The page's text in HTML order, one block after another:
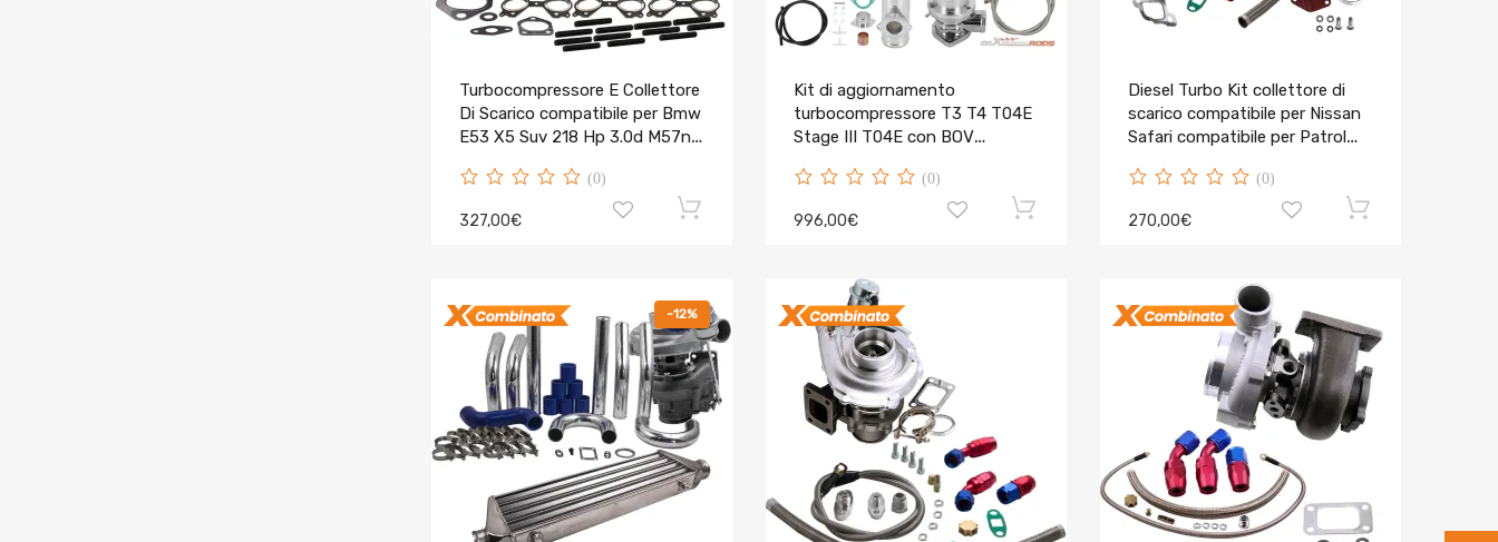
Turbocompressore E Collettore
Di Scarico compatibile per Bmw
E53 X5 Suv 218 Hp 3.0d M57n
(0)
327,00€
Kit di aggiornamento
turbocompressore T3 T4 T04E
Stage III T04E con BOV
07
(0)
996,00€
Diesel Turbo Kit collettore di
scarico compatibile per Nissan
Safari compatibile per Patrol
(0)
270,00€
-12%